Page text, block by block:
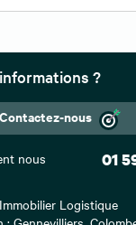
Logistique
?
Contactez-nous
nous
01